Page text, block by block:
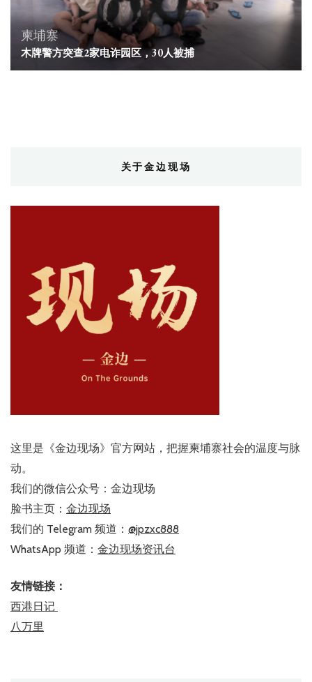
柬埔寨
木牌警方突查2家电诈园区，30人被捕
关于金边现场
这里是《金边现场》官方网站，把握柬埔寨社会的温度与脉
动。
我们的微信公众号：金边现场
脸书主页： 金边现场
我们的 Telegram 频道： @jpzxc888
WhatsApp 频道： 金边现场资讯台
友情链接：
西港日记
八万里